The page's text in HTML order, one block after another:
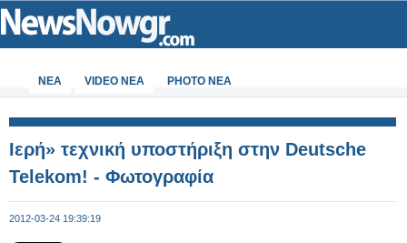
ΝΕΑ VIDEO NEA PHOTO NEA
Ιερή» τεχνική υποστήριξη στην Deutsche
Telekom! - Φωτογραφία
2012-03-24 19:39:19